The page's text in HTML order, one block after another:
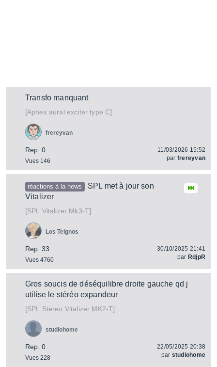
Transfo manquant
[Aphexaural exciter type C]
Rep. 0
Vues 146
frereyvan
11/03/2026 15:52
par frereyvan
réactions à la news
SPL met à jour son
Vitalizer
[SPL Vitalizer Mk3-T]
Rep. 33
Vues 4760
Los Teignos
30/10/2025 21:41
par RdjpR
Gros soucis de déséquilibre droite gauche qd j
utilise le stéréo expandeur
[SPL Stereo Vitalizer MK2-T]
Rep. 0
Vues 228
studiohome
22/05/2025 20:38
par studiohome